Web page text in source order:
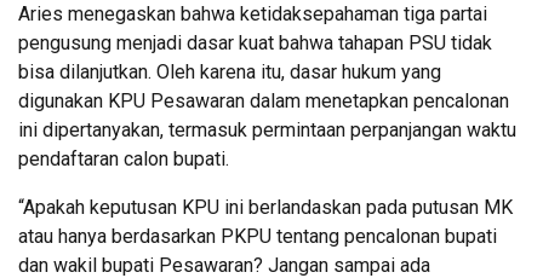
Aries menegaskan bahwa ketidaksepahaman tiga partai
pengusung menjadi dasar kuat bahwa tahapan PSU tidak
bisa dilanjutkan. Oleh karena itu, dasar hukum yang
digunakan KPU Pesawaran dalam menetapkan pencalonan
ini dipertanyakan, termasuk permintaan perpanjangan waktu
pendaftaran calon bupati.
“Apakah keputusan KPU ini berlandaskan pada putusan MK
atau hanya berdasarkan PKPU tentang pencalonan bupati
dan wakil bupati Pesawaran? Jangan sampai ada